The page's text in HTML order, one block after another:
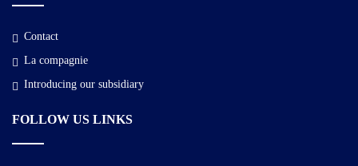
Contact
La compagnie
Introducing our subsidiary
FOLLOW US LINKS